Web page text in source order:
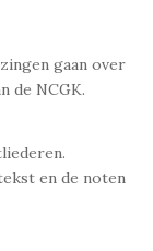
gaan over
de NCGK.
en de noten